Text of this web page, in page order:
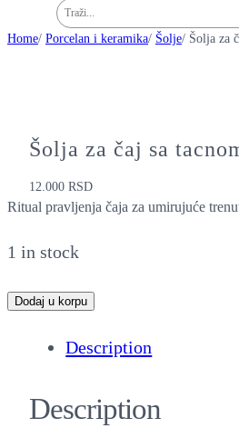
Pretraga
Home/ Porcelan i keramika/ Šolje/ Šolja za
Šolja za čaj sa
12.000RSD
Ritual pravljenja čaja za umirujuće
1 in stock
ŠDodaj u korpu
Description
Description